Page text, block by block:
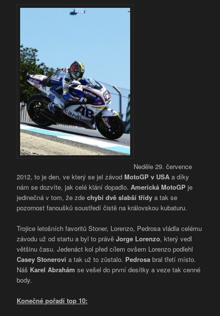
Neděle 29. července
2012, to je den, ve který se jel závodMotoGP v USA a díky
nám se dozvíte, jak celé klání dopadlo.Americká MotoGP je
jedinečná v tom, že zdechybí dvě slabší třídy a tak se
pozornost fanoušků soustředí čistě na královskou kubaturu.
Trojice letošních favoritů Stoner, Lorenzo, Pedrosa vládla celému
závodu už od startu a byl to právěJorge Lorenzo, který vedl
většinu času. Jedenáct kol před cílem ovšem Lorenzo podlehl
Casey Stonerovi a tak už to zůstalo. Pedrosa bral třetí místo.
Náš Karel Abrahám se vešel do první desítky a veze tak cenné
body.
Konečné pořadí top 10: